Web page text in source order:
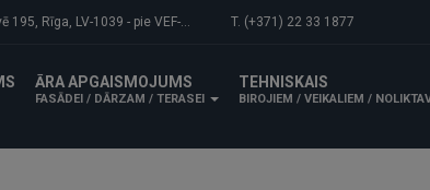
LV-1039 - pie VEF-Gaisa tilta. T. (+371) 22 33 1877
ĀRA APGAISMOJUMS
FASĀDEI / DĀRZAM / TERASEI
TEHNISKAIS
BIROJIEM / VEIKALIEM /